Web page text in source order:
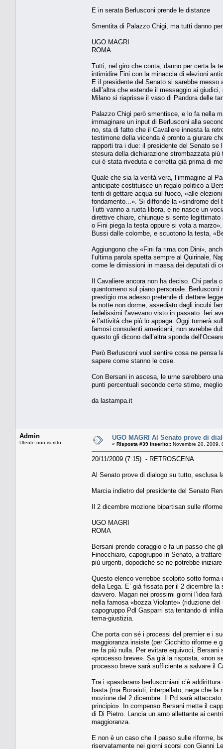
E in serata Berlusconi prende le distanze
Smentita di Palazzo Chigi, ma tutti danno
UGO MAGRI
ROMA
Tutti, nel giro che conta, danno per certa la
intimidire Fini con la minaccia di elezioni
E il presidente del Senato si sarebbe
dall’altra che estende il messaggio ai
Milano si riaprisse il vaso di Pandora delle
Palazzo Chigi però smentisce, e lo fa nella
immaginare un input di Berlusconi alla
no, sta di fatto che il Cavaliere innesta la
testimone della vicenda è pronto a giurare
rapporti tra i due: il presidente del Senato se
stesura della dichiarazione strombazzata
cui è stata riveduta e corretta già prima di
Quale che sia la verità vera, l’immagine al
anticipate costituisce un regalo politico a
tenti di gettare acqua sul fuoco, «alle
fondamento...». Si diffonde la «sindrome del
Tutti vanno a ruota libera, e ne nasce un
direttive chiare, chiunque si sente
o Fini piega la testa oppure si vota a marzo».
Bussi dalle colombe, e scuotono la testa,
Aggiungono che «Fini fa rima con Dini»,
l’ultima parola spetta sempre al Quirinale,
come le dimissioni in massa dei deputati di
Il Cavaliere ancora non ha deciso. Chi parla
quantomeno sul piano personale.
prestigio ma adesso pretende di dettare
la notte non dorme, assediato dagli incubi
fedelissimi l’avevano visto in passato. Ieri
è l’attività che più lo appaga. Oggi tornerà
famosi consulenti americani, non avrebbe
questo gli dicono dall’altra sponda
Però Berlusconi vuol sentire cosa ne pensa
sapere come stanno le cose.
Con Bersani in ascesa, le urne sarebbero
punti percentuali secondo certe stime,
da lastampa.it
Admin
Utente non iscritto
UGO MAGRI Al Senato prove di
« Risposta #39 inserito:: Novembre 20, 2009,
20/11/2009 (7:15) - RETROSCENA
Al Senato prove di dialogo su tutto, esclusa
Marcia indietro del presidente del Senato
Il 2 dicembre mozione bipartisan sulle riforme
UGO MAGRI
ROMA
Bersani prende coraggio e fa un passo che
Finocchiaro, capogruppo in Senato, a
più urgenti, dopodiché se ne potrebbe
Questo elenco verrebbe scolpito sotto
della Lega. E’ già fissata per il 2 dicembre
davvero. Magari nei prossimi giorni l’idea
nella famosa «bozza Violante» (riduzione
capogruppo Pdl Gasparri sta tentando di
tema-giustizia.
Che porta con sé i processi del premier e i
maggioranza insiste (per Cicchitto riforme e
ne fa più nulla. Per evitare equivoci,
«processo breve». Sa già la risposta, «non
processo breve sarà sufficiente a salvare il
Tra i «pasdaran» berlusconiani c’è
basta (ma Bonaiuti, interpellato, nega che la
mozione del 2 dicembre. Il Pd sarà
principio». In compenso Bersani mette il
di Di Pietro. Lancia un amo allettante ai
maggioranza.
E non è un caso che il passo sulle riforme,
riservatamente nei giorni scorsi con Gianni